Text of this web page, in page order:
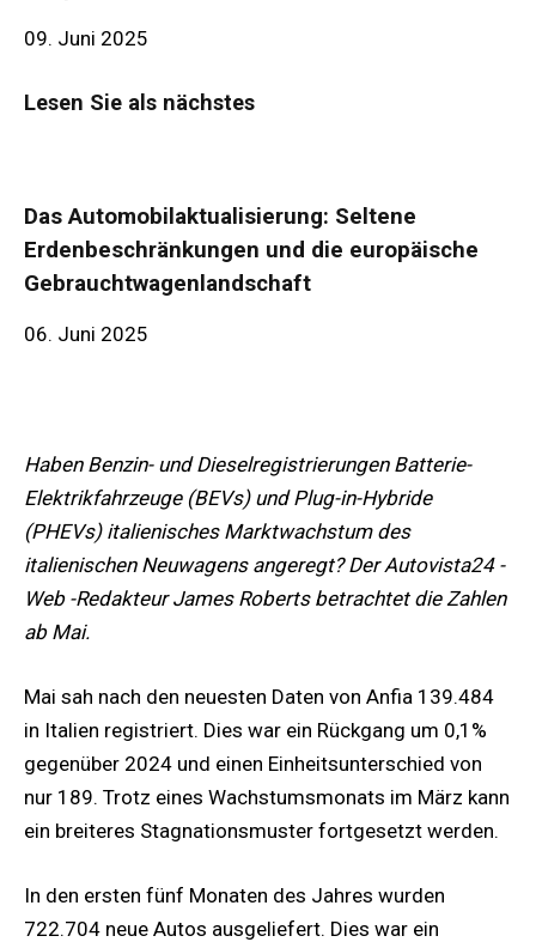
09. Juni 2025
Lesen Sie als nächstes
Das Automobilaktualisierung: Seltene
Erdenbeschränkungen und die europäische
Gebrauchtwagenlandschaft
06. Juni 2025
Haben Benzin- und Dieselregistrierungen Batterie-
Elektrikfahrzeuge (BEVs) und Plug-in-Hybride
(PHEVs) italienisches Marktwachstum des
italienischen Neuwagens angeregt? Der Autovista24 -
Web -Redakteur James Roberts betrachtet die Zahlen
ab Mai.
Mai sah nach den neuesten Daten von Anfia 139.484
in Italien registriert. Dies war ein Rückgang um 0,1%
gegenüber 2024 und einen Einheitsunterschied von
nur 189. Trotz eines Wachstumsmonats im März kann
ein breiteres Stagnationsmuster fortgesetzt werden.
In den ersten fünf Monaten des Jahres wurden
722.704 neue Autos ausgeliefert. Dies war ein